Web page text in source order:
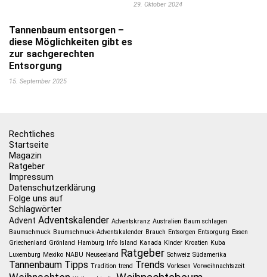
29. Oktober 2024
Tannenbaum entsorgen –
diese Möglichkeiten gibt es
zur sachgerechten
Entsorgung
15. September 2025
Rechtliches
Startseite
Magazin
Ratgeber
Impressum
Datenschutzerklärung
Folge uns auf
Schlagwörter
Advent Adventskalender Adventskranz Australien Baum schlagen
Baumschmuck Baumschmuck-Adventskalender Brauch Entsorgen Entsorgung Essen
Griechenland Grönland Hamburg Info Island Kanada KInder Kroatien Kuba
Luxemburg Mexiko NABU Neuseeland Ratgeber Schweiz Südamerika
Tannenbaum Tipps Tradition trend Trends Vorlesen Vorweihnachtszeit